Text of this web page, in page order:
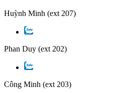
Huỳnh Minh (ext 207)
Phan Duy (ext 202)
Công Minh (ext 203)